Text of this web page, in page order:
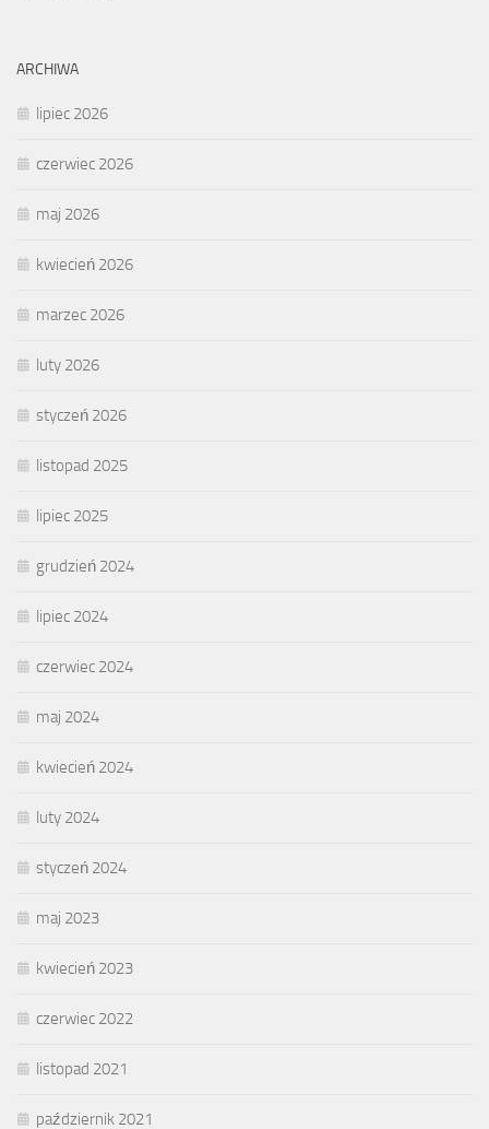
ARCHIWA
lipiec 2026
czerwiec 2026
maj 2026
kwiecień 2026
marzec 2026
luty 2026
styczeń 2026
listopad 2025
lipiec 2025
grudzień 2024
lipiec 2024
czerwiec 2024
maj 2024
kwiecień 2024
luty 2024
styczeń 2024
maj 2023
kwiecień 2023
czerwiec 2022
listopad 2021
październik 2021